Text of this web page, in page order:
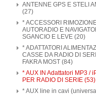
ANTENNE GPS E STELI
(27)
* ACCESSORI
AUTORADIO E
SGANCIO E LEVE (20)
* ADATTATORI
CASSE DA RADIO DI
FAKRA MOST (84)
* AUX IN Adattatori MP3 /
PER RADIO DI SERIE (53)
* AUX line in cavi